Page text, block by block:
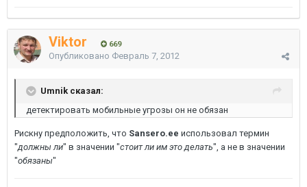
Viktor 669
Опубликовано Февраль 7, 2012
Umnik сказал:
детектировать мобильные угрозы он не обязан
Рискну предположить, что Sansero.ee использовал термин
"должны ли" в значении "стоит ли им это делать", а не в значении
"обязаны"